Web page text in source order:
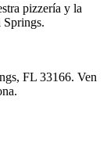
pizzería y la
Springs.
FL 33166. Ven